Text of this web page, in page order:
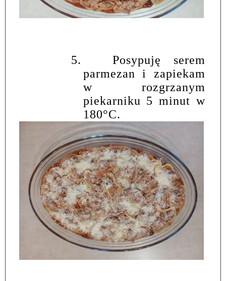
5.
Posypuję serem
parmezan i zapiekam
w rozgrzanym
piekarniku 5 minut w
180°C.